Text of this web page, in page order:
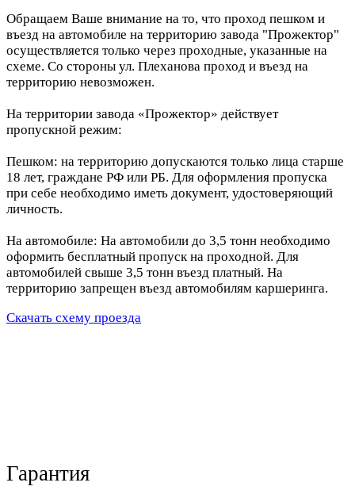
Обращаем Ваше внимание на то, что проход пешком и
въезд на автомобиле на территорию завода "Прожектор"
осуществляется только через проходные, указанные на
схеме. Со стороны ул. Плеханова проход и въезд на
территорию невозможен.
На территории завода «Прожектор» действует
пропускной режим:
Пешком: на территорию допускаются только лица старше
18 лет, граждане РФ или РБ. Для оформления пропуска
при себе необходимо иметь документ, удостоверяющий
личность.
На автомобиле: На автомобили до 3,5 тонн необходимо
оформить бесплатный пропуск на проходной. Для
автомобилей свыше 3,5 тонн въезд платный. На
территорию запрещен въезд автомобилям каршеринга.
Скачать схему проезда
Гарантия